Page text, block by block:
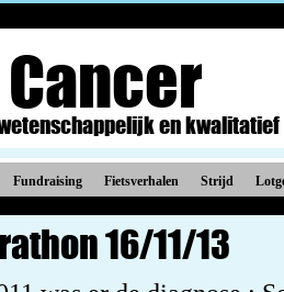
en
Fundraising Fietsverhalen Strijd
16/11/13